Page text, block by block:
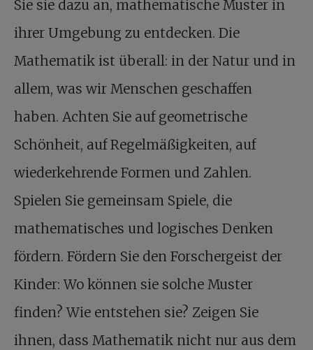
Sie sie dazu an, mathematische Muster in
ihrer Umgebung zu entdecken. Die
Mathematik ist überall: in der Natur und in
allem, was wir Menschen geschaffen
haben. Achten Sie auf geometrische
Schönheit, auf Regelmäßigkeiten, auf
wiederkehrende Formen und Zahlen.
Spielen Sie gemeinsam Spiele, die
mathematisches und logisches Denken
fördern. Fördern Sie den Forschergeist der
Kinder: Wo können sie solche Muster
finden? Wie entstehen sie? Zeigen Sie
ihnen, dass Mathematik nicht nur aus dem